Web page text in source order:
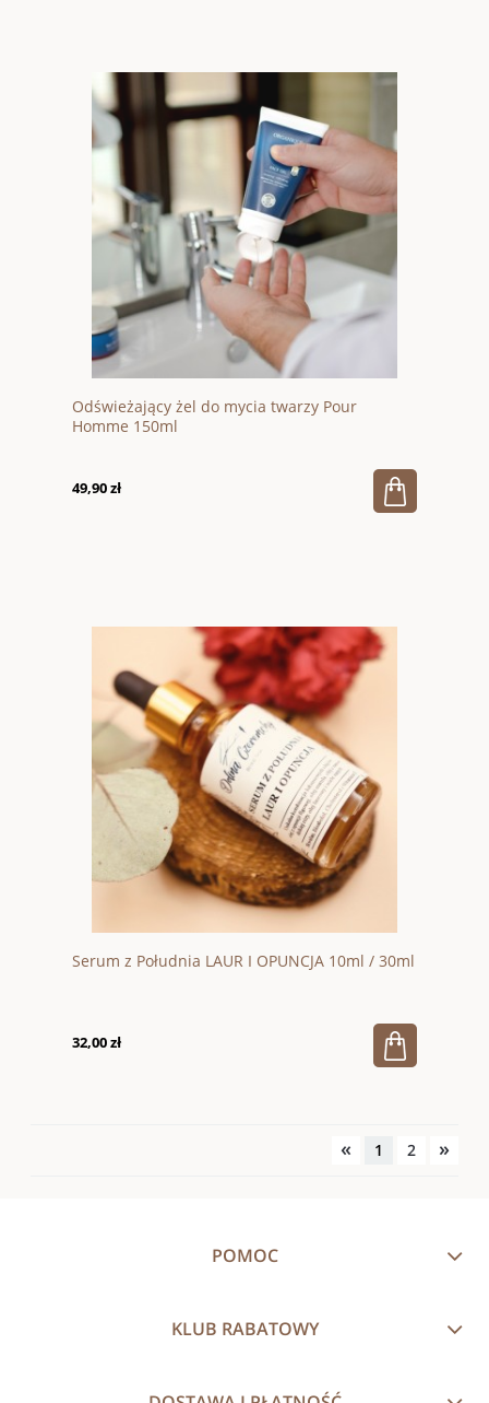
Odświeżający żel do mycia twarzy Pour
Homme 150ml
49,90 zł
Serum z Południa LAUR I OPUNCJA 10ml / 30ml
32,00 zł
« 1 2 »
POMOC
KLUB RABATOWY